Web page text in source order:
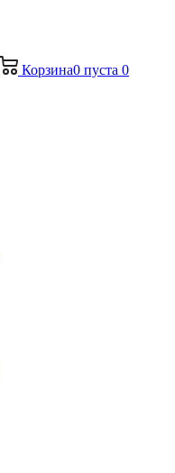
Корзина0 пуста 0